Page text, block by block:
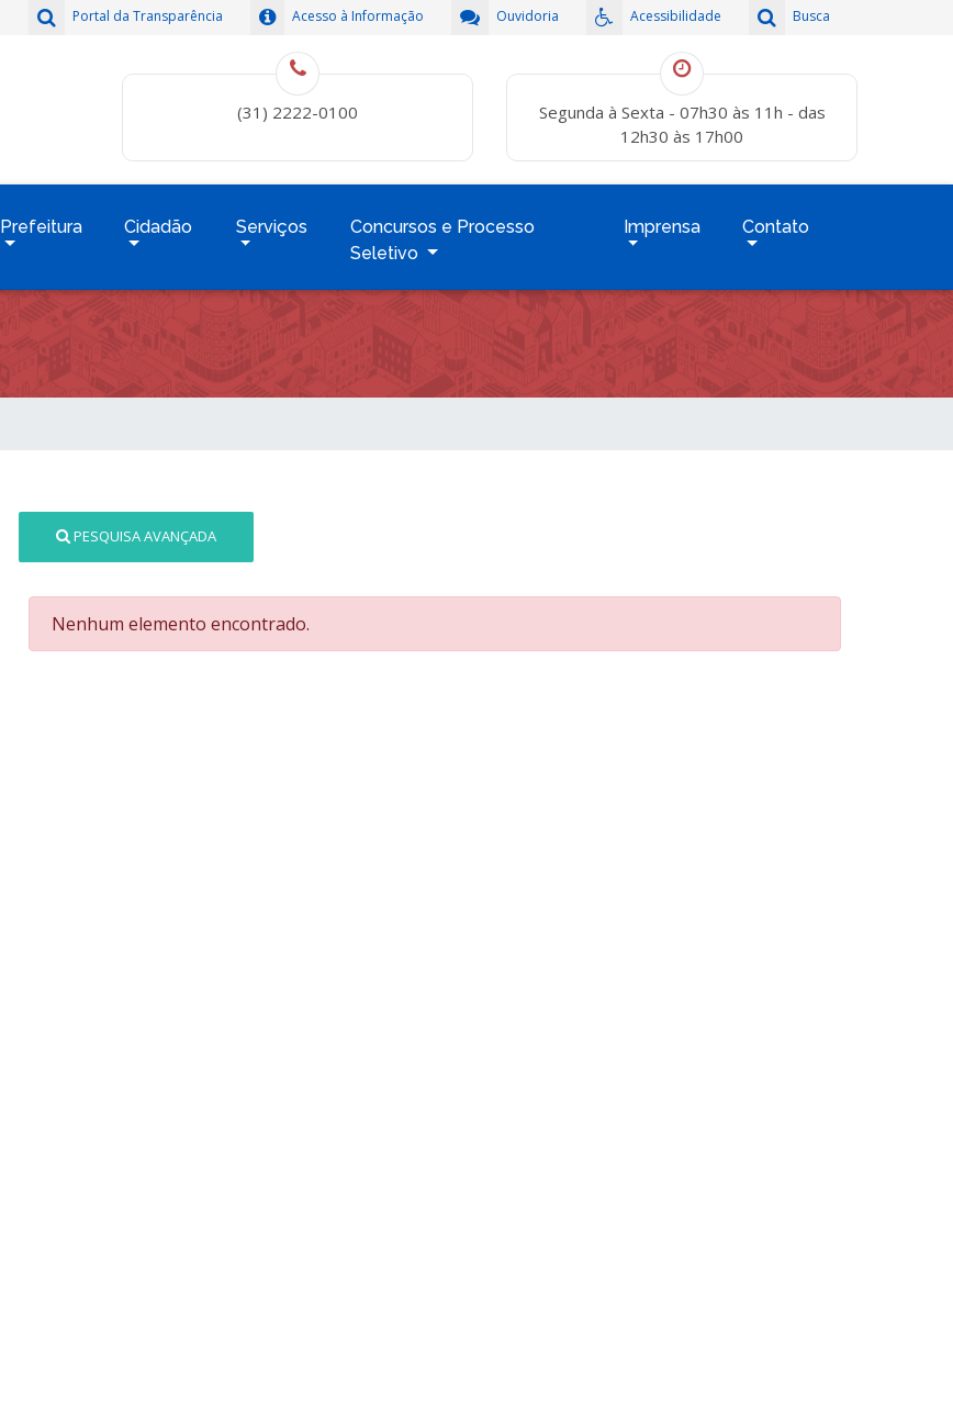
Busca
Acessibilidade
Ouvidoria
Acesso à Informação
Portal da Transparência
(31) 2222-0100
Segunda à Sexta - 07h30 às 11h - das
12h30 às 17h00
Prefeitura Cidadão Serviços
Concursos e Processo
Seletivo
Imprensa Contato
PESQUISA AVANÇADA
Nenhum elemento encontrado.